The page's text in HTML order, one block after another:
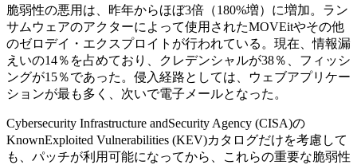
脆弱性の悪用は、昨年からほぼ3倍（180%増）に増加。ラン
サムウェアのアクターによって使用されたMOVEitやその他
のゼロデイ・エクスプロイトが行われている。現在、情報漏
えいの14％を占めており、クレデンシャルが38％、フィッシ
ングが15％であった。侵入経路としては、ウェブアプリケー
ションが最も多く、次いで電子メールとなった。
Cybersecurity Infrastructure andSecurity Agency (CISA)の
KnownExploited Vulnerabilities (KEV)カタログだけを考慮して
も、パッチが利用可能になってから、これらの重要な脆弱性